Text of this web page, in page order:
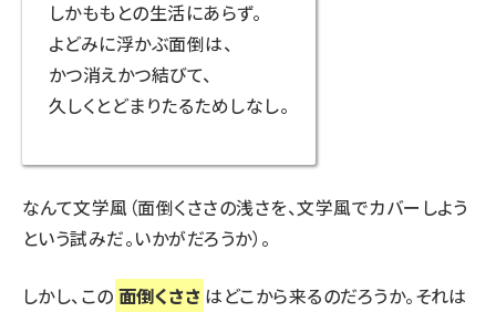
しかももとの生活にあらず。
よどみに浮かぶ面倒は、
かつ消えかつ結びて、
久しくとどまりたるためしなし。
なんて文学風（面倒くささの浅さを、文学風でカバーしよう
という試みだ。いかがだろうか）。
しかし、この 面倒くささ はどこから来るのだろうか。それは